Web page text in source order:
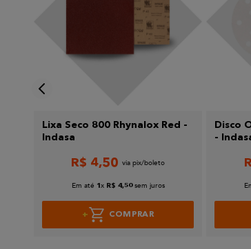
Lixa Seco 800 Rhynalox Red -
Indasa
R$ 4,50
Em até 1 x R$ 4 ,50 sem juros
COMPRAR
Disco
-